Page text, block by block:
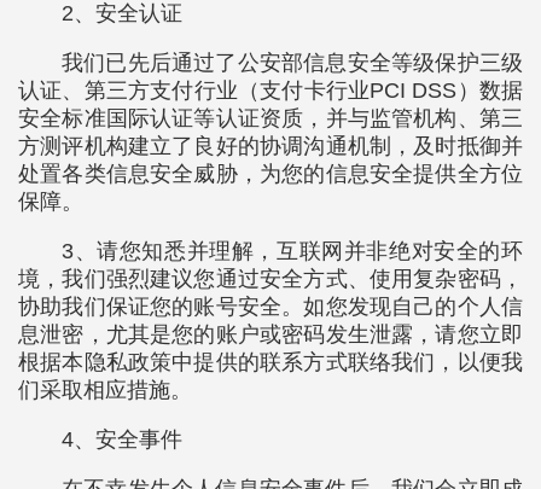
2、安全认证
我们已先后通过了公安部信息安全等级保护三级
认证、第三方支付行业（支付卡行业PCI DSS）数据
安全标准国际认证等认证资质，并与监管机构、第三
方测评机构建立了良好的协调沟通机制，及时抵御并
处置各类信息安全威胁，为您的信息安全提供全方位
保障。
3、请您知悉并理解，互联网并非绝对安全的环
境，我们强烈建议您通过安全方式、使用复杂密码，
协助我们保证您的账号安全。如您发现自己的个人信
息泄密，尤其是您的账户或密码发生泄露，请您立即
根据本隐私政策中提供的联系方式联络我们，以便我
们采取相应措施。
4、安全事件